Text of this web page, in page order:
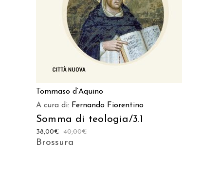
Tommaso d’Aquino
A cura di: Fernando Fiorentino
Somma di teologia/3.1
40,00€
38,00€
Brossura